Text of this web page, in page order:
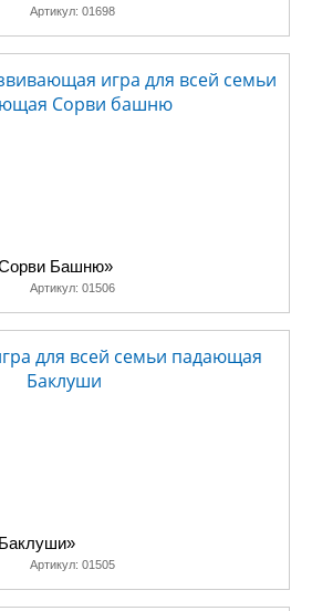
Артикул: 01698
Башню»
Артикул: 01506
Артикул: 01505